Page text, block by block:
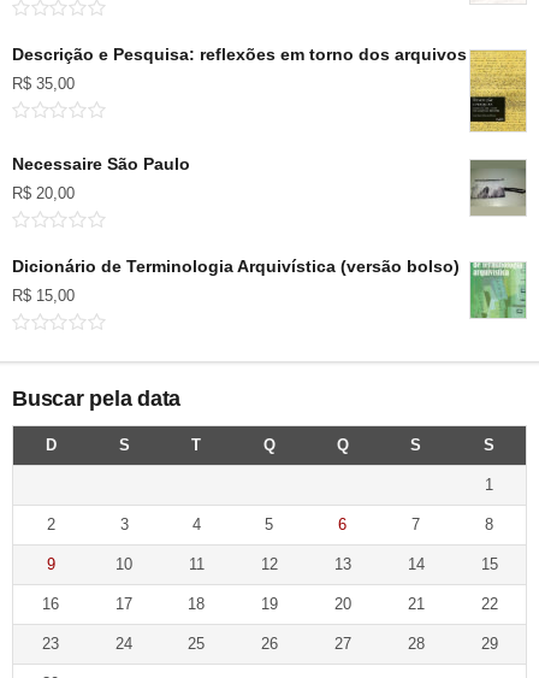
Descrição e Pesquisa: reflexões em torno dos arquivos
R$ 35,00
Necessaire São Paulo
R$ 20,00
Dicionário de Terminologia Arquivística (versão bolso)
R$ 15,00
Buscar pela data
D S T Q Q S S
1
2 3 4 5 6 7 8
9 10 11 12 13 14 15
16 17 18 19 20 21 22
23 24 25 26 27 28 29